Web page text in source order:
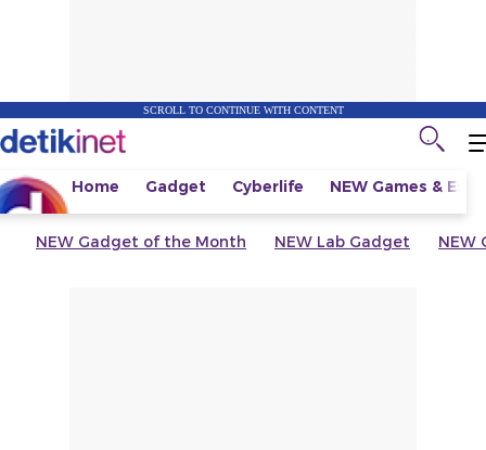
SCROLL TO CONTINUE WITH CONTENT
Home Gadget Cyberlife NEW Games &
NEW Gadget of the Month NEW Lab Gadget NEW